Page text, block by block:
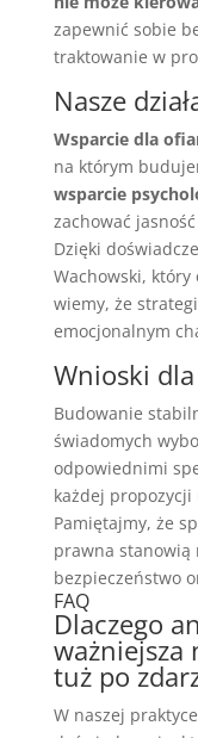
zapewnić sobie
traktowanie w
Nasze
Wsparcie dla
na którym
wsparcie
zachować
Dzięki
Wachowski, który
wiemy, że
emocjonalnym
Wnioski dla
Budowanie
świadomych
odpowiednimi
każdej
Pamiętajmy, że
prawna stanowią
bezpieczeństwo
FAQ
Dlaczego
ważniejsza
tuż po
W naszej